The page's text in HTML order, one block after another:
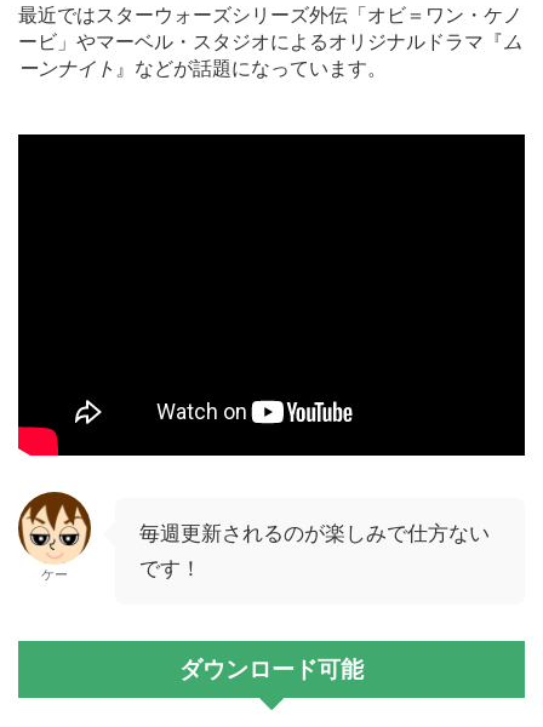
最近ではスターウォーズシリーズ外伝「オビ＝ワン・ケノ
ービ」やマーベル・スタジオによるオリジナルドラマ『 ム
ーンナイト 』などが話題になっています。
ケー
毎週更新されるのが楽しみで仕方ない
です！
ダウンロード可能